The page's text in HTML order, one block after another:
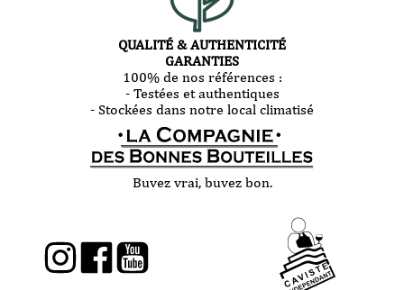
QUALITÉ & AUTHENTICITÉ
GARANTIES
100% de nos références :
- Testées et authentiques
- Stockées dans notre local climatisé
Buvez vrai, buvez bon.